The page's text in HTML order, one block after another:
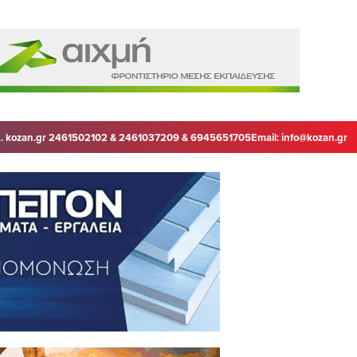
kozan.gr 2461502102 & 2461037209 & 6945651705Email:info@kozan.gr